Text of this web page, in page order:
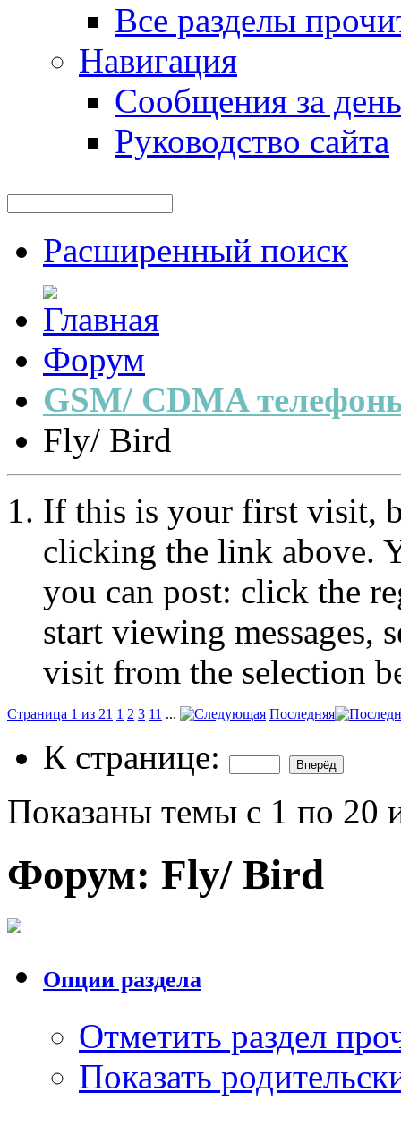
Все разделы
Навигация
Сообщения за день
Руководство сайта
Расширенный поиск
Форум
GSM/ CDMA
Fly/ Bird
If this is your first visit,
clicking the link above.
you can post: click the
start viewing messages,
visit from the selection
Страница 1 из 21 1 2 3 11 ... Последняя
К странице:
Показаны темы с 1 по 20
Форум: Fly/ Bird
Опции раздела
Отметить раздел
Показать